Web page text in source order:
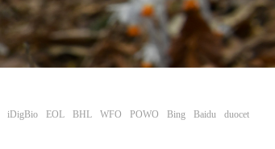
iDigBio EOL BHL WFO POWO Bing Baidu duocet